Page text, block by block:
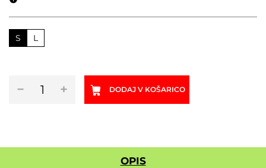
S L
−
števca
+ DODAJ V KOŠARICO
OPIS